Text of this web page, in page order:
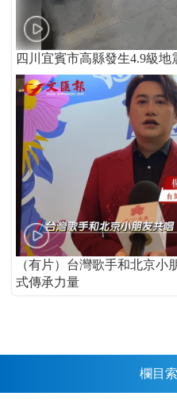
四川宜賓市高縣發生4.9級
（有片）台灣歌手和北京
式傳承力量
欄目索